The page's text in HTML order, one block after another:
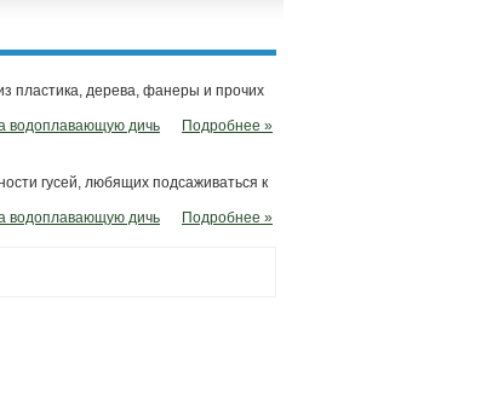
пластика, дерева, фанеры и прочих
водоплавающую дичь Подробнее »
гусей, любящих подсаживаться к
водоплавающую дичь Подробнее »